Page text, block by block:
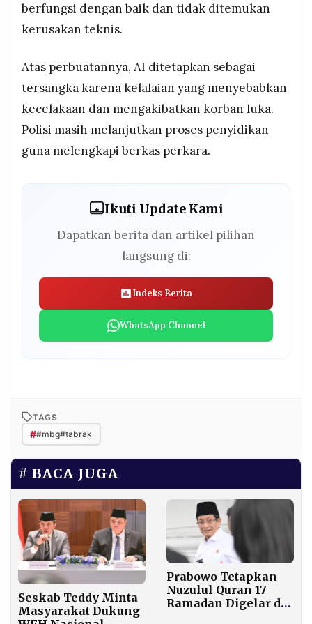
berfungsi dengan baik dan tidak ditemukan
kerusakan teknis.
Atas perbuatannya, AI ditetapkan sebagai
tersangka karena kelalaian yang menyebabkan
kecelakaan dan mengakibatkan korban luka.
Polisi masih melanjutkan proses penyidikan
guna melengkapi berkas perkara.
Ikuti Update Kami
Dapatkan berita dan artikel pilihan
langsung di:
Indeks Berita
WhatsApp Channel
TAGS
##mbg#tabrak
BACA JUGA
Seskab Teddy Minta
Masyarakat Dukung
Prabowo Tetapkan
Nuzulul Quran 17
Ramadan Digelar di